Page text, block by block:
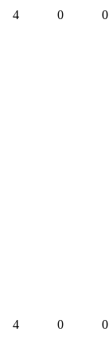
4 0 0
4 0 0